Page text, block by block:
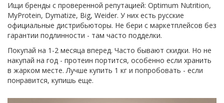
Ищи бренды с проверенной репутацией: Optimum Nutrition,
MyProtein, Dymatize, Big, Weider. У них есть русские
официальные дистрибьюторы. Не бери с маркетплейсов без
гарантии подлинности - там часто подделки.
Покупай на 1-2 месяца вперед. Часто бывают скидки. Но не
накупай на год - протеин портится, особенно если хранить
в жарком месте. Лучше купить 1 кг и попробовать - если
понравится, купишь еще.